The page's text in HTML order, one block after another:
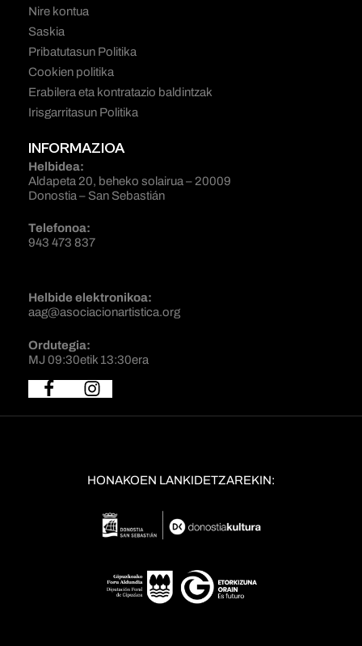
Nire kontua
Saskia
Pribatutasun Politika
Cookien politika
Erabilera eta kontratazio baldintzak
Irisgarritasun Politika
INFORMAZIOA
Helbidea:
Aldapeta 20, beheko solairua – 20009
Donostia – San Sebastián
Telefonoa:
943 473 837
Helbide elektronikoa:
aag@asociacionartistica.org
Ordutegia:
MJ 09:30etik 13:30era
HONAKOEN LANKIDETZAREKIN: